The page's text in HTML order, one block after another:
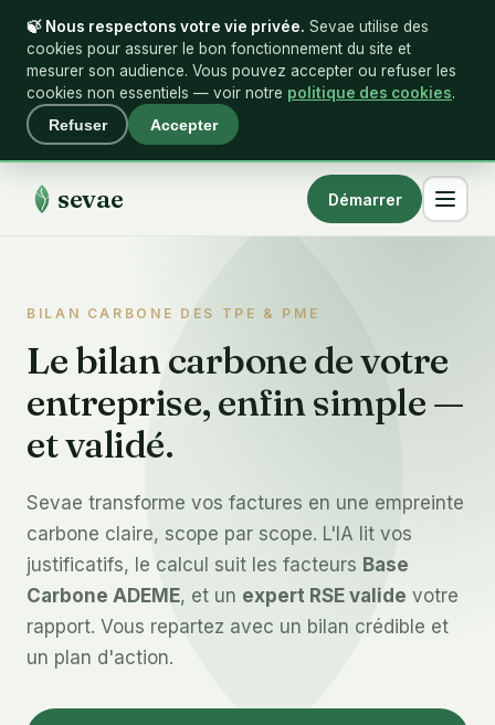
🍃 Nous respectons votre vie privée. Sevae utilise des
cookies pour assurer le bon fonctionnement du site et
mesurer son audience. Vous pouvez accepter ou refuser les
cookies non essentiels — voir notre politique des cookies.
Refuser
Accepter
sevae Démarrer
BILAN CARBONE DES TPE & PME
Le bilan carbone de votre
entreprise, enfin simple —
et validé.
Sevae transforme vos factures en une empreinte
carbone claire, scope par scope. L'IA lit vos
justificatifs, le calcul suit les facteurs Base
Carbone ADEME, et un expert RSE valide votre
rapport. Vous repartez avec un bilan crédible et
un plan d'action.